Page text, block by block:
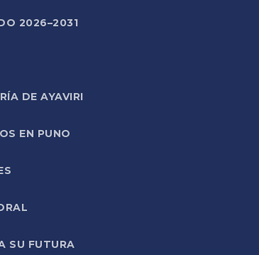
2026–2031
DE AYAVIRI
EN PUNO
SU FUTURA